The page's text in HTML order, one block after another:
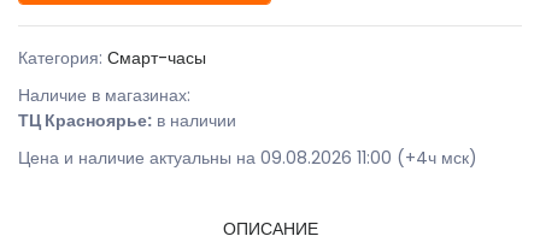
Категория: Смарт-часы
Наличие в магазинах:
ТЦ Красноярье: в наличии
Цена и наличие актуальны на 09.08.2026 11:00 (+4ч мск)
ОПИСАНИЕ